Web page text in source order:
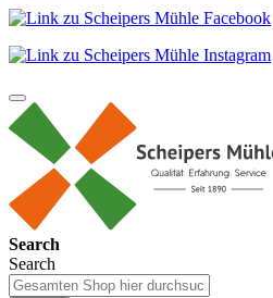
Search
Search